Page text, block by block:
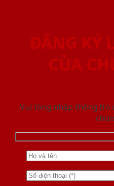
ĐĂNG KÝ
CỦA
Vui lòng nhập thông tin